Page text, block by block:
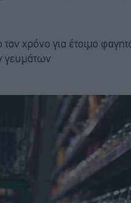
χρόνο για έτοιμο
γευμάτων